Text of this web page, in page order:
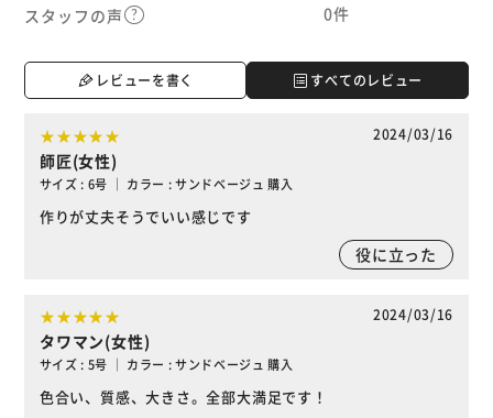
スタッフの声
0件
レビューを書く すべてのレビュー
2024/03/16
師匠(女性)
サイズ : 6号 ｜ カラー : サンドベージュ 購入
作りが丈夫そうでいい感じです
役に立った
2024/03/16
タワマン(女性)
サイズ : 5号 ｜ カラー : サンドベージュ 購入
色合い、質感、大きさ。全部大満足です！